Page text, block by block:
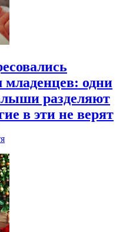
младенцев: одни
разделяют
в эти не верят